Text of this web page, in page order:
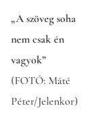
„A szöveg soha
nem csak én
vagyok”
(FOTÓ: Máté
Péter/Jelenkor)